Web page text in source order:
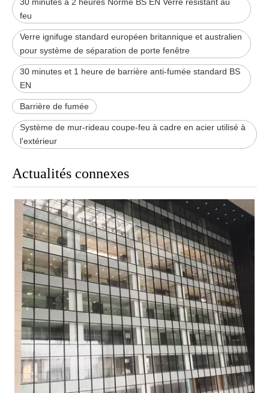
feu
Verre ignifuge standard européen britannique et australien
pour système de séparation de porte fenêtre
30 minutes et 1 heure de barrière anti-fumée standard BS
EN
Barrière de fumée
Système de mur-rideau coupe-feu à cadre en acier utilisé à
l'extérieur
Actualités connexes